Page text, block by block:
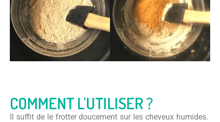
COMMENT L'UTILISER ?
Il suffit de le frotter doucement sur les cheveux humides.